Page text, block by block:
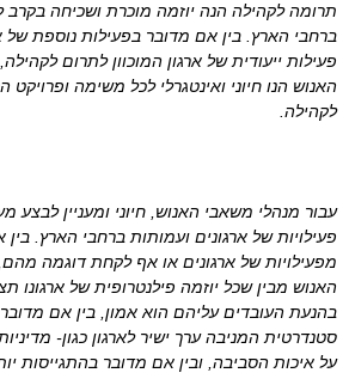
תרומה לקהילה הנה יוזמה מוכרת ושכיחה בקרב
ברחבי הארץ. בין אם מדובר בפעילות נוספת של
פעילות ייעודית של ארגון המוכוון לתרום
האנוש הנו חיוני ואינטגרלי לכל משימה
לקהילה.
עבור מנהלי משאבי האנוש, חיוני ומעניין לבצע
פעילויות של ארגונים ועמותות ברחבי הארץ.
מפעילויות של ארגונים או אף לקחת דוגמה
האנוש מבין שכל יוזמה פילנטרופית של ארגונו
בהנעת העובדים עליהם הוא אמון, בין אם
סטנדרטית המניבה ערך ישיר לארגון כגון-
על איכות הסביבה, ובין אם מדובר בהתגייסות